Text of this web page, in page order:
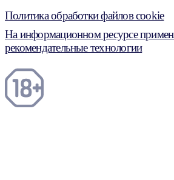
Политика обработки файлов cookie
На информационном ресурсе
рекомендательные технологии